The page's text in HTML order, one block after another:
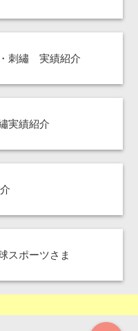
刺繡 実績紹介
実績紹介
スポーツさま